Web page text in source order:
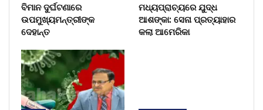
ବିମାନ ଦୁର୍ଘଟଣାରେ
ଉପମୁଖ୍ୟମନ୍ତ୍ରୀଙ୍କ
ଦେହାନ୍ତ
ମଧ୍ୟପ୍ରାଚ୍ୟରେ ଯୁଦ୍ଧ
ଆଶଙ୍କା: ସେନା ପ୍ରତ୍ୟାହାର
କଲା ଆମେରିକା